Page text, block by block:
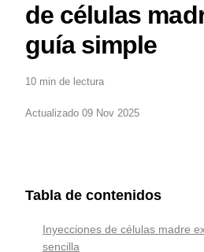
de células
guía simple
10 min de lectura
Actualizado 09 Nov 2025
Tabla de contenidos
Inyecciones de células madre
sencilla